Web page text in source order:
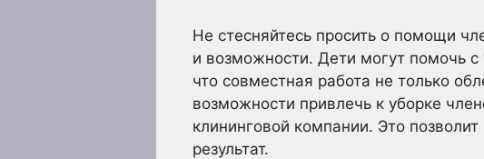
Не стесняйтесь просить о помощи
и возможности. Дети могут помочь
что совместная работа не только
возможности привлечь к уборке
клининговой компании. Это
результат.